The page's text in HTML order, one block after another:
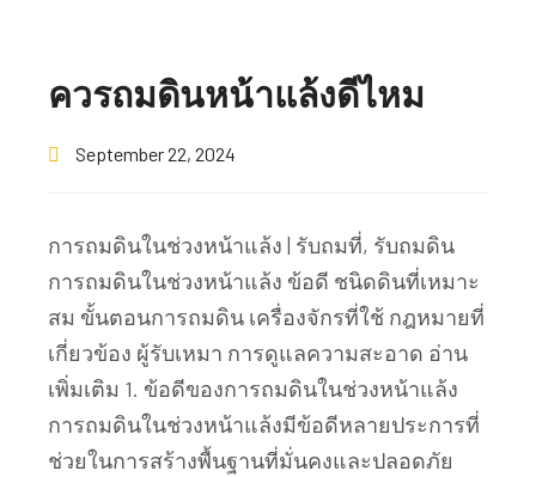
ควรถมดินหน้าแล้งดีไหม
September 22, 2024
การถมดินในช่วงหน้าแล้ง | รับถมที่, รับถมดิน
การถมดินในช่วงหน้าแล้ง ข้อดี ชนิดดินที่เหมาะ
สม ขั้นตอนการถมดิน เครื่องจักรที่ใช้ กฎหมายที่
เกี่ยวข้อง ผู้รับเหมา การดูแลความสะอาด อ่าน
เพิ่มเติม 1. ข้อดีของการถมดินในช่วงหน้าแล้ง
การถมดินในช่วงหน้าแล้งมีข้อดีหลายประการที่
ช่วยในการสร้างพื้นฐานที่มั่นคงและปลอดภัย